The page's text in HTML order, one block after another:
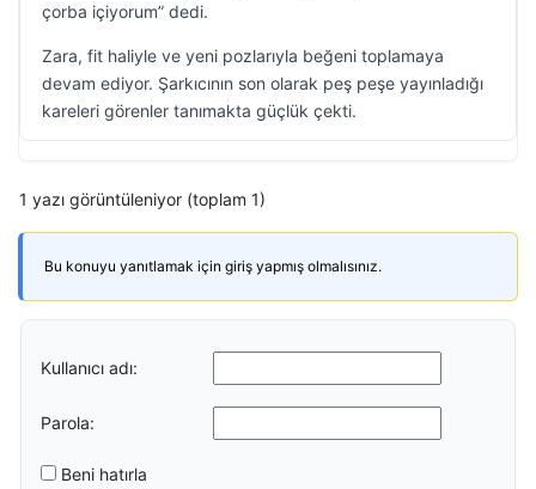
çorba içiyorum” dedi.
Zara, fit haliyle ve yeni pozlarıyla beğeni toplamaya
devam ediyor. Şarkıcının son olarak peş peşe yayınladığı
kareleri görenler tanımakta güçlük çekti.
1 yazı görüntüleniyor (toplam 1)
Bu konuyu yanıtlamak için giriş yapmış olmalısınız.
Kullanıcı adı:
Parola:
Beni hatırla